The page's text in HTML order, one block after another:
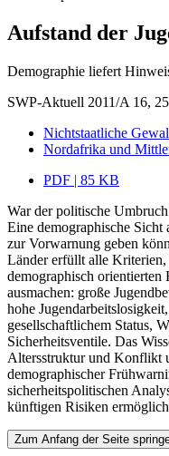
Aufstand der
Demographie liefert
SWP-Aktuell 2011/A 16,
Nichtstaatliche
Nordafrika und
PDF | 85 KB
War der politische
Eine demographische Sicht
zur Vorwarnung geben
Länder erfüllt alle Kriterien,
demographisch
ausmachen: große
hohe
gesellschaftlichem Status,
Sicherheitsventile. Das
Altersstruktur und Konflikt
demographischer
sicherheitspolitischen
künftigen Risiken
Zum Anfang der Seite